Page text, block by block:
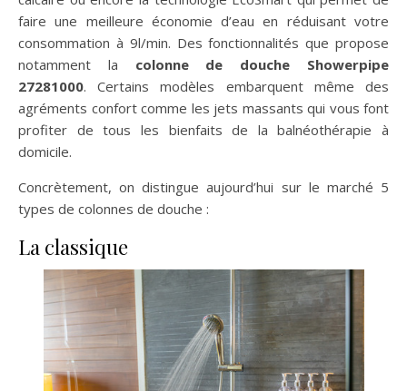
faire une meilleure économie d’eau en réduisant votre
consommation à 9l/min. Des fonctionnalités que propose
notamment la colonne de douche Showerpipe
27281000. Certains modèles embarquent même des
agréments confort comme les jets massants qui vous font
profiter de tous les bienfaits de la balnéothérapie à
domicile.
Concrètement, on distingue aujourd’hui sur le marché 5
types de colonnes de douche :
La classique